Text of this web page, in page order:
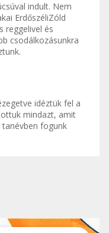
indult. Nem
ErdőszéliZóld
reggelivel és
csodálkozásunkra
idéztük fel a
mindazt, amit
fogunk